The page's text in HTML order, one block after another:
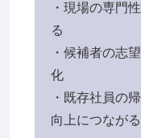
・現場の専門
る
・候補者の志
化
・既存社員の
向上につながる